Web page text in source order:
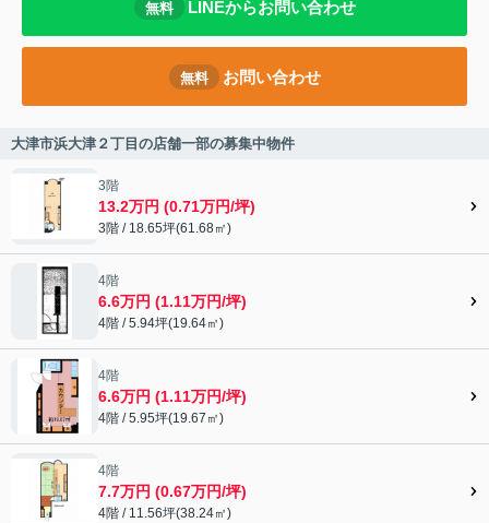
無料 LINEからお問い合わせ
無料 お問い合わせ
大津市浜大津２丁目の店舗一部の募集中物件
3階
13.2万円 (0.71万円/坪)
3階 / 18.65坪(61.68㎡)
4階
6.6万円 (1.11万円/坪)
4階 / 5.94坪(19.64㎡)
4階
6.6万円 (1.11万円/坪)
4階 / 5.95坪(19.67㎡)
4階
7.7万円 (0.67万円/坪)
4階 / 11.56坪(38.24㎡)